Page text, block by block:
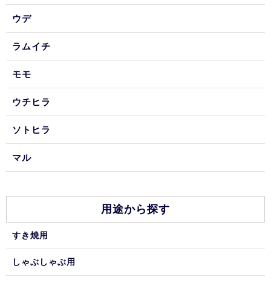
ウデ
ラムイチ
モモ
ウチヒラ
ソトヒラ
マル
用途から探す
すき焼用
しゃぶしゃぶ用